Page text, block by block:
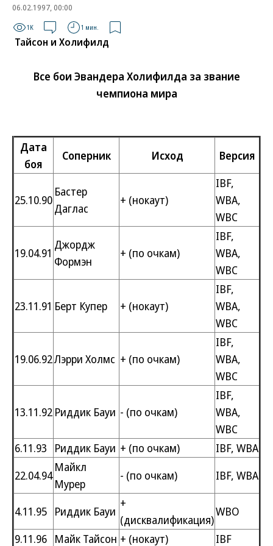
06.02.1997, 00:00
1K 1 мин.
Тайсон и Холифилд
Все бои Эвандера Холифилда за звание
чемпиона мира
Дата
боя
Соперник Исход Версия
25.10.90
Бастер
Даглас
+ (нокаут)
IBF,
WBA,
WBC
19.04.91
Джордж
Формэн
+ (по очкам)
IBF,
WBA,
WBC
23.11.91 Берт Купер + (нокаут)
IBF,
WBA,
WBC
19.06.92Лэрри Холмс + (по очкам)
IBF,
WBA,
WBC
13.11.92 Риддик Бауи - (по очкам)
IBF,
WBA,
WBC
6.11.93
Риддик Бауи + (по очкам)
IBF, WBA
22.04.94
Майкл
Мурер
- (по очкам) IBF, WBA
4.11.95 Риддик Бауи
+
(дисквалификация)
WBO
9.11.96 Майк Тайсон + (нокаут) IBF